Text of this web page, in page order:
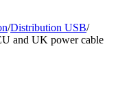
/Distribution USB/
and UK power cable